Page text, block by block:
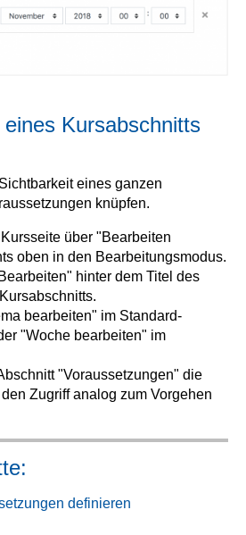
Kursabschnitts
eines ganzen
knüpfen.
über "Bearbeiten
oben in den Bearbeitungsmodus.
hinter dem Titel des
bearbeiten" im Standard-
"Woche bearbeiten" im
"Voraussetzungen" die
Zugriff analog zum Vorgehen
definieren